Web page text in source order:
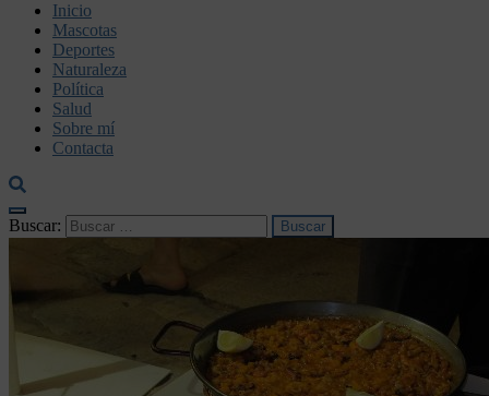
dnaservic.es
Inicio
Mascotas
Deportes
Naturaleza
Política
Salud
Sobre mí
Contacta
Buscar: